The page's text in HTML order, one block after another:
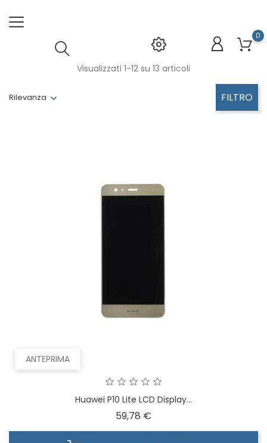
0
Rilevanza FILTRO
Visualizzati 1-12 su 13 articoli
ANTEPRIMA
Huawei P10 Lite LCD Display...
59,78 €